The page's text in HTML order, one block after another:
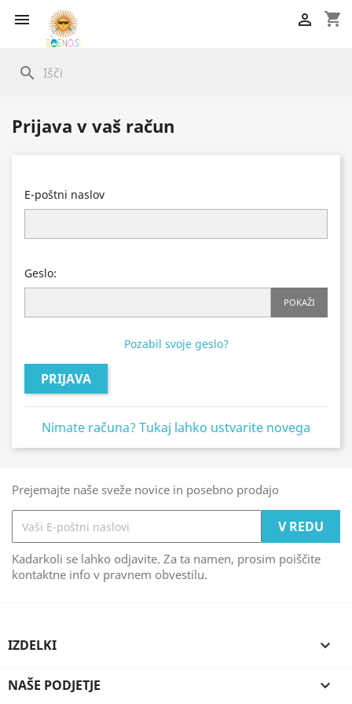
 shopping_cart

search
Prijava v vaš račun
E-poštni naslov
Geslo:
POKAŽI
Pozabil svoje geslo?
PRIJAVA
Nimate računa? Tukaj lahko ustvarite novega
Prejemajte naše sveže novice in posebno prodajo
Kadarkoli se lahko odjavite. Za ta namen, prosim poiščite
kontaktne info v pravnem obvestilu.
IZDELKI 
NAŠE PODJETJE 